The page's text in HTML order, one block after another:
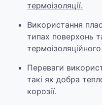
термоізоляції.
Використання
типах поверхонь
Переваги
такі як добра
корозії.